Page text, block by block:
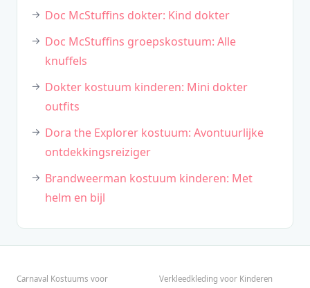
Doc McStuffins dokter: Kind dokter
Doc McStuffins groepskostuum: Alle
knuffels
Dokter kostuum kinderen: Mini dokter
outfits
Dora the Explorer kostuum: Avontuurlijke
ontdekkingsreiziger
Brandweerman kostuum kinderen: Met
helm en bijl
Carnaval Kostuums voor
Verkleedkleding voor Kinderen